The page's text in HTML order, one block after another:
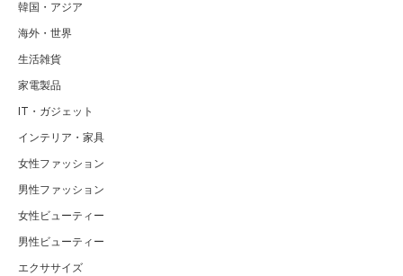
韓国・アジア
海外・世界
生活雑貨
家電製品
IT・ガジェット
インテリア・家具
女性ファッション
男性ファッション
女性ビューティー
男性ビューティー
エクササイズ